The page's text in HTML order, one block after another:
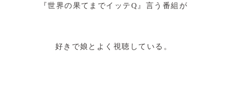
『世界の果てまでイッテQ』 言う番組が
好きで娘とよく視聴している。